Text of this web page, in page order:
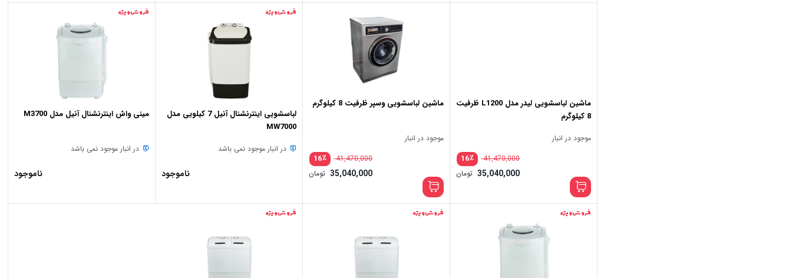
بود. بود.15,000,000 تومان. بود.18,960,000 تومان.
ماشین لباسشویی لیدر مدل L1200 ظرفیت
8 کیلوگرم
موجود در انبار
٪16 41,470,000
35,040,000 تومان
ماشین لباسشویی وسپر ظرفیت 8 کیلوگرم
موجود در انبار
٪16 41,470,000
35,040,000 تومان
فروش ویژه
لباسشویی اینترنشنال آنیل 7 کیلویی مدل
MW7000
در انبار موجود نمی باشد
ناموجود
فروش ویژه
مینی واش اینترنشنال آنیل مدل M3700
در انبار موجود نمی باشد
ناموجود
فروش ویژه فروش ویژه فروش ویژه